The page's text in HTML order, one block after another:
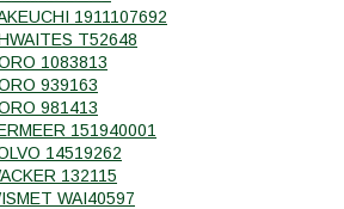
1911107692
T52648
1083813
939163
981413
151940001
14519262
132115
WAI40597